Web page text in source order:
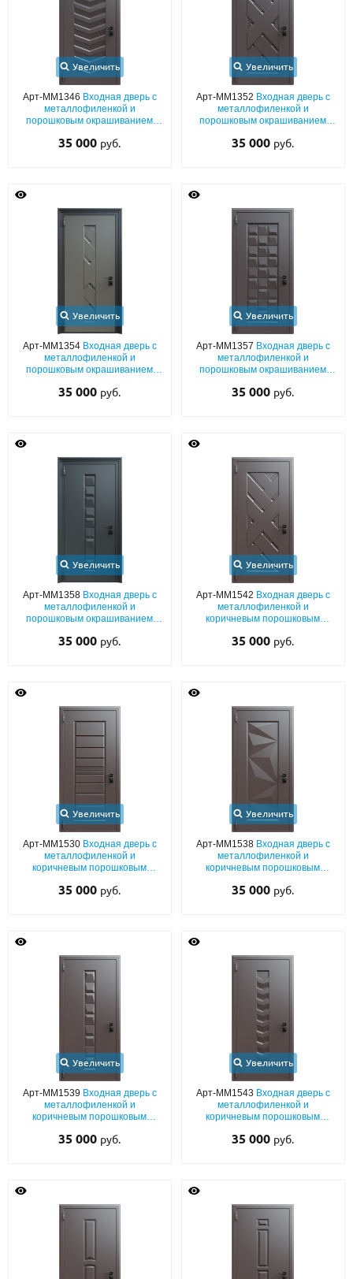
Увеличить
Арт-ММ1346 Входная дверь с
металлофиленкой и
порошковым окрашиванием
35 000 руб.
Увеличить
Арт-ММ1352 Входная дверь с
металлофиленкой и
порошковым окрашиванием
35 000 руб.
Увеличить
Арт-ММ1354 Входная дверь с
металлофиленкой и
порошковым окрашиванием
35 000 руб.
Увеличить
Арт-ММ1357 Входная дверь с
металлофиленкой и
порошковым окрашиванием
35 000 руб.
Увеличить
Арт-ММ1358 Входная дверь с
металлофиленкой и
порошковым окрашиванием
35 000 руб.
Увеличить
Арт-ММ1542 Входная дверь с
металлофиленкой и
коричневым порошковым
35 000 руб.
Увеличить
Арт-ММ1530 Входная дверь с
металлофиленкой и
коричневым порошковым
35 000 руб.
Увеличить
Арт-ММ1538 Входная дверь с
металлофиленкой и
коричневым порошковым
35 000 руб.
Увеличить
Арт-ММ1539 Входная дверь с
металлофиленкой и
коричневым порошковым
35 000 руб.
Увеличить
Арт-ММ1543 Входная дверь с
металлофиленкой и
коричневым порошковым
35 000 руб.